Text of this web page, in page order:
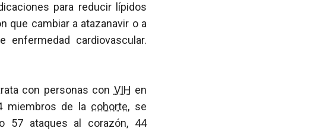
para reducir lípidos
que cambiar a atazanavir o a
cardiovascular.
con personas con VIH en
miembros de la cohorte, se
57 ataques al corazón, 44